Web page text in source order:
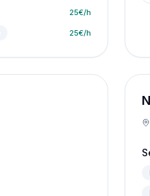
25€/h
25€/h